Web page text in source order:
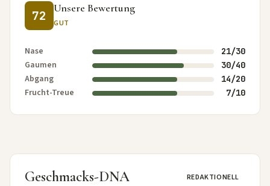
72
Unsere Bewertung
GUT
Nase 21/30
Gaumen 30/40
Abgang 14/20
Frucht-Treue 7/10
Geschmacks-DNA REDAKTIONELL